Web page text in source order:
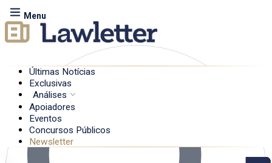
Menu
Últimas Notícias
Exclusivas
Análises
Apoiadores
Eventos
Concursos Públicos
Newsletter